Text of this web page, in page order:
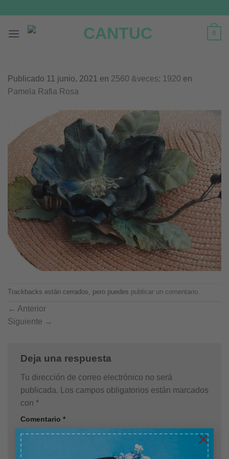
×
content
0
Publicado 11 junio, 2021 en 2560 &veces; 1920 en
Pamela Rafia Rosa
Trackbacks están cerrados, pero puedes publicar un comentario.
← Anterior
Siguiente →
Deja una respuesta
Tu dirección de correo electrónico no será
publicada.
Los campos obligatorios están marcados
con *
Comentario *